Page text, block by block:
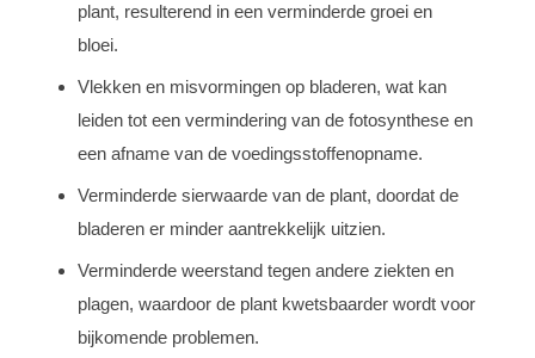
plant, resulterend in een verminderde groei en
bloei.
Vlekken en misvormingen op bladeren, wat kan
leiden tot een vermindering van de fotosynthese en
een afname van de voedingsstoffenopname.
Verminderde sierwaarde van de plant, doordat de
bladeren er minder aantrekkelijk uitzien.
Verminderde weerstand tegen andere ziekten en
plagen, waardoor de plant kwetsbaarder wordt voor
bijkomende problemen.